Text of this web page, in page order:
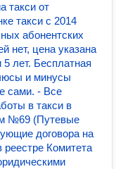
такси от
такси с 2014
абонентских
нет, цена указана
5 лет. Бесплатная
и минусы
сами. - Все
в такси в
№69 (Путевые
договора на
Комитета